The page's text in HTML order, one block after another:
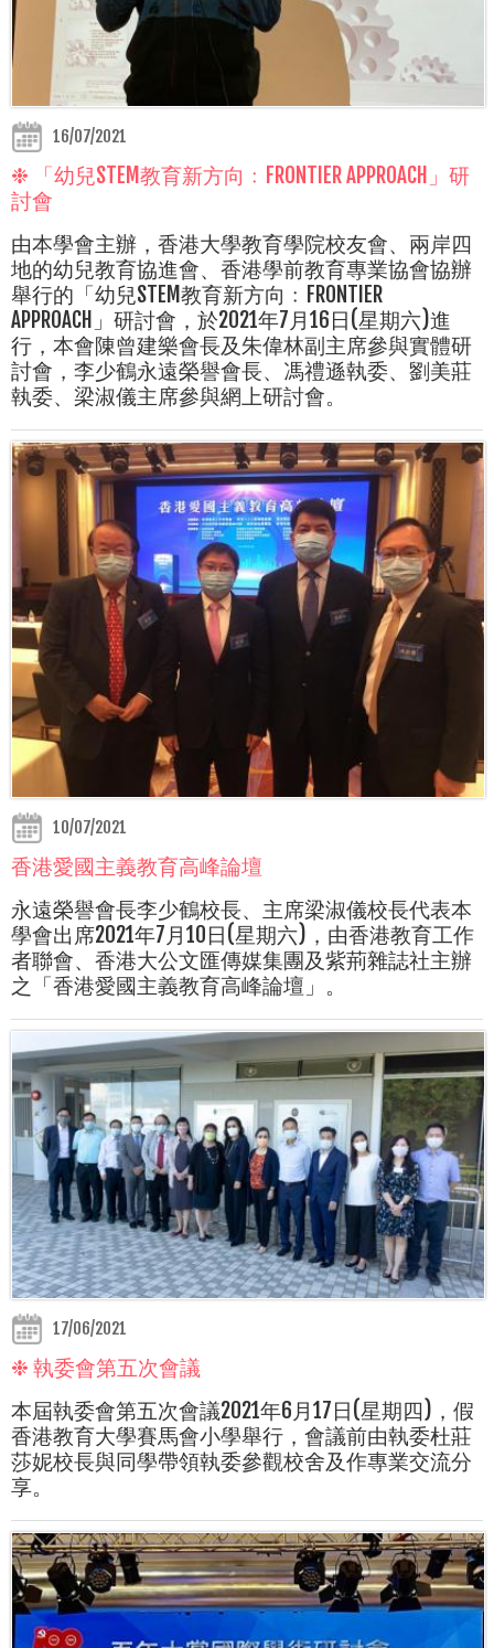
16/07/2021
❉ 「幼兒STEM教育新方向﹕FRONTIER APPROACH」研
討會
由本學會主辦，香港大學教育學院校友會、兩岸四
地的幼兒教育協進會、香港學前教育專業協會協辦
舉行的「幼兒STEM教育新方向﹕FRONTIER
APPROACH」研討會，於2021年7月16日(星期六)進
行，本會陳曾建樂會長及朱偉林副主席參與實體研
討會，李少鶴永遠榮譽會長、馮禮遜執委、劉美莊
執委、梁淑儀主席參與網上研討會。
10/07/2021
香港愛國主義教育高峰論壇
永遠榮譽會長李少鶴校長、主席梁淑儀校長代表本
學會出席2021年7月10日(星期六)，由香港教育工作
者聯會、香港大公文匯傳媒集團及紫荊雜誌社主辦
之「香港愛國主義教育高峰論壇」。
17/06/2021
❉ 執委會第五次會議
本屆執委會第五次會議2021年6月17日(星期四)，假
香港教育大學賽馬會小學舉行，會議前由執委杜莊
莎妮校長與同學帶領執委參觀校舍及作專業交流分
享。